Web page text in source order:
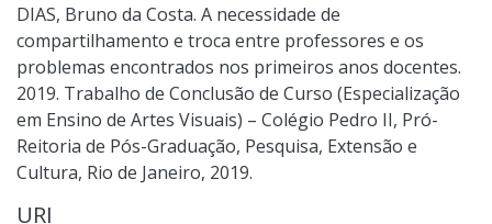
DIAS, Bruno da Costa. A necessidade de
compartilhamento e troca entre professores e os
problemas encontrados nos primeiros anos docentes.
2019. Trabalho de Conclusão de Curso (Especialização
em Ensino de Artes Visuais) – Colégio Pedro II, Pró-
Reitoria de Pós-Graduação, Pesquisa, Extensão e
Cultura, Rio de Janeiro, 2019.
URI